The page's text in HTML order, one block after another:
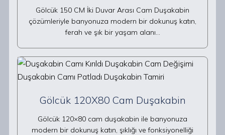
Gölcük 150 CM İki Duvar Arası Cam Duşakabin
çözümleriyle banyonuza modern bir dokunuş katın,
ferah ve şık bir yaşam alanı…
Gölcük 120X80 Cam Duşakabin
Gölcük 120×80 cam duşakabin ile banyonuza
modern bir dokunuş katın, şıklığı ve fonksiyonelliği